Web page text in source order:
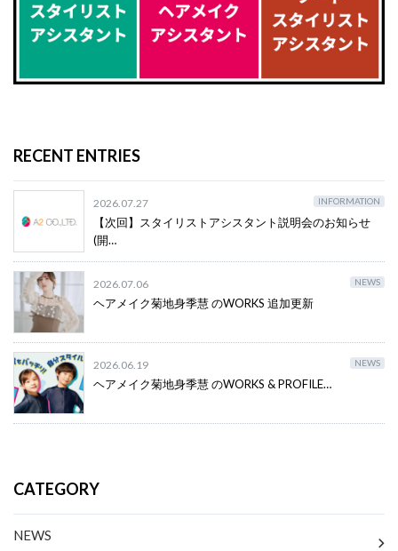
RECENT ENTRIES
2026.07.27 INFORMATION
【次回】スタイリストアシスタント説明会のお知らせ
(開…
2026.07.06 NEWS
ヘアメイク菊地身季慧 のWORKS 追加更新
2026.06.19 NEWS
ヘアメイク菊地身季慧 のWORKS & PROFILE…
CATEGORY
NEWS